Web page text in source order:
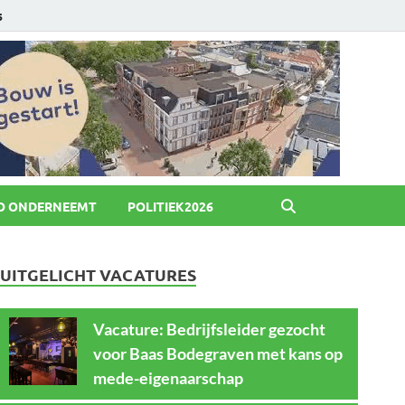
ONDERNEEMT POLITIEK2026
UITGELICHT VACATURES
Vacature: Bedrijfsleider gezocht
voor Baas Bodegraven met kans op
mede-eigenaarschap